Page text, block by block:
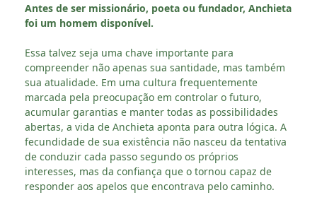
Antes de ser missionário, poeta ou fundador, Anchieta
foi um homem disponível.
Essa talvez seja uma chave importante para
compreender não apenas sua santidade, mas também
sua atualidade. Em uma cultura frequentemente
marcada pela preocupação em controlar o futuro,
acumular garantias e manter todas as possibilidades
abertas, a vida de Anchieta aponta para outra lógica. A
fecundidade de sua existência não nasceu da tentativa
de conduzir cada passo segundo os próprios
interesses, mas da confiança que o tornou capaz de
responder aos apelos que encontrava pelo caminho.